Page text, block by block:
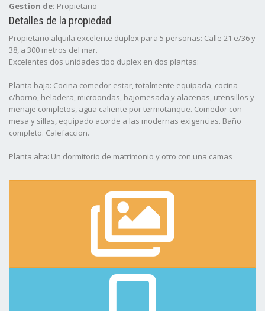
Gestion de: Propietario
Detalles de la propiedad
Propietario alquila excelente duplex para 5 personas: Calle 21 e/36 y
38, a 300 metros del mar.
Excelentes dos unidades tipo duplex en dos plantas:
Planta baja: Cocina comedor estar, totalmente equipada, cocina
c/horno, heladera, microondas, bajomesada y alacenas, utensillos y
menaje completos, agua caliente por termotanque. Comedor con
mesa y sillas, equipado acorde a las modernas exigencias. Baño
completo. Calefaccion.
Planta alta: Un dormitorio de matrimonio y otro con una camas
Espacio para auto con porton, parrillas y jardÃ­n.
* Atendido por sus dueños
* Disponible TODO EL AñO.
* NO SE ACEPTAN MASCOTAS
* Las reservas solo se hacen efectivas dentro de las 48 hs.